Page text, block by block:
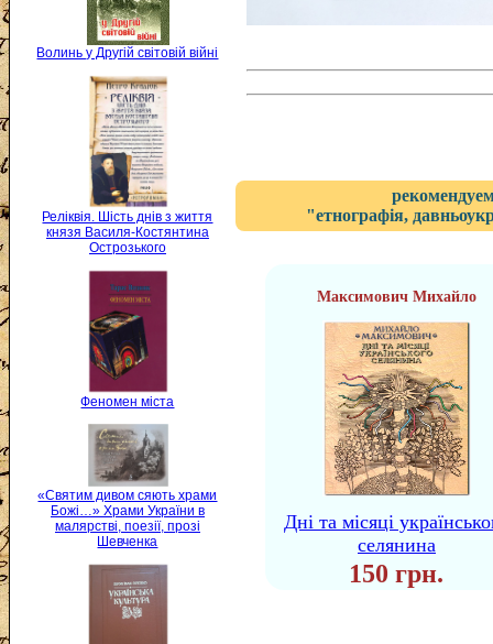
Волинь у Другій світовій війні
Реліквія. Шість днів з життя
князя Василя-Костянтина
Острозького
Феномен міста
«Святим дивом сяють храми
Божі…» Храми України в
малярстві, поезії, прозі
Шевченка
"етнографія,
Максимович Михайло
Дні та місяці
селянина
150 грн.